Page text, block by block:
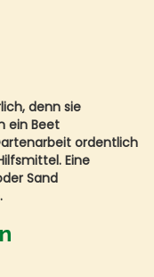
denn sie
ein Beet
ordentlich
Eine
Sand